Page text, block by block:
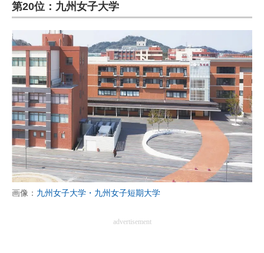
ITの今と未来を見通す
スマホと通信の最新トレンド
進化するPCとデバイスの未来
好きが集まる 比べて選べる
ビジネスと働き方のヒント
AI活用のいまが分かる
企業ITのトレンドを詳説
経営リーダーのコミュニティ
マーケ×ITの今がよく分かる
第20位：九州女子大学
画像： 九州女子大学・九州女子短期大学
advertisement